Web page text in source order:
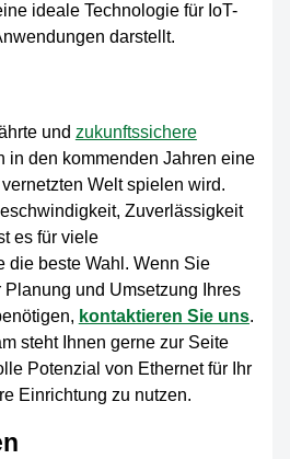
ideale Technologie für IoT-
darstellt.
und zukunftssichere
in den kommenden Jahren eine
Welt spielen wird.
Zuverlässigkeit
es für viele
die beste Wahl. Wenn Sie
und Umsetzung Ihres
kontaktieren Sie uns.
steht Ihnen gerne zur Seite
Potenzial von Ethernet für Ihr
Einrichtung zu nutzen.